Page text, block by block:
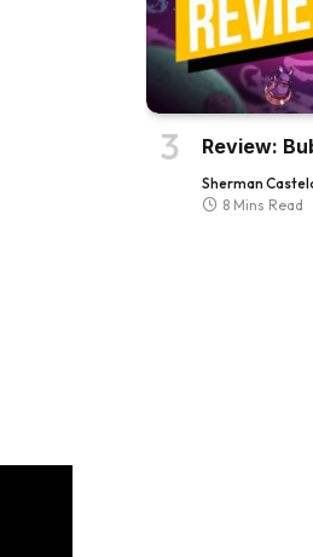
Review:
Sherman
8 Mins Read